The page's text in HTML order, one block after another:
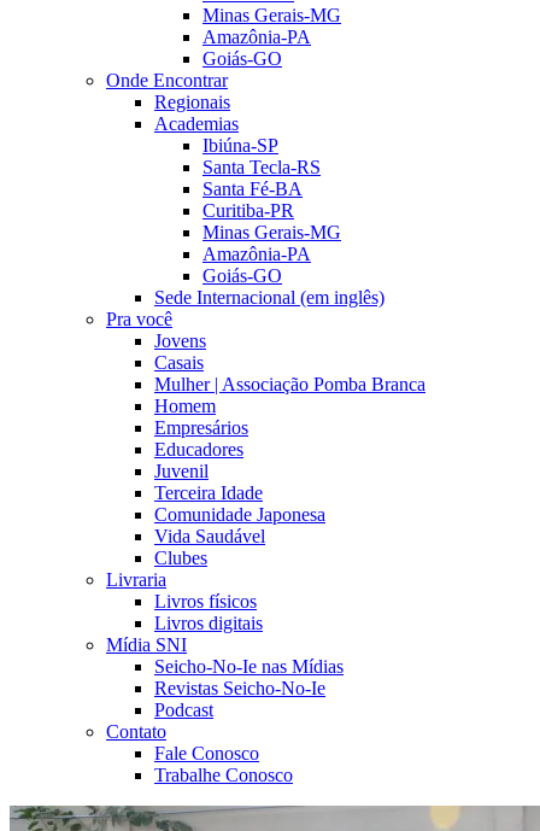
Minas Gerais-MG
Amazônia-PA
Goiás-GO
Onde Encontrar
Regionais
Academias
Ibiúna-SP
Santa Tecla-RS
Santa Fé-BA
Curitiba-PR
Minas Gerais-MG
Amazônia-PA
Goiás-GO
Sede Internacional (em inglês)
Pra você
Jovens
Casais
Mulher | Associação Pomba Branca
Homem
Empresários
Educadores
Juvenil
Terceira Idade
Comunidade Japonesa
Vida Saudável
Clubes
Livraria
Livros físicos
Livros digitais
Mídia SNI
Seicho-No-Ie nas Mídias
Revistas Seicho-No-Ie
Podcast
Contato
Fale Conosco
Trabalhe Conosco